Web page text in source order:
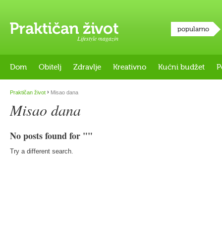
Lifestyle magazin
popularno
Dom Obitelj Zdravlje Kreativno Kućni budžet
Praktičan život › Misao dana
Misao dana
No posts found for ""
Try a different search.